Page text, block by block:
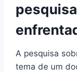
A pesquisa
tema de um